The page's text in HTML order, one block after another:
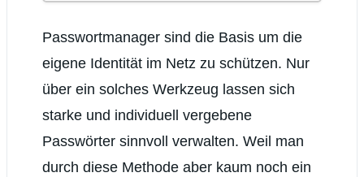
Cloud in Eigenregie II: Basis für
Nextcloud wählen
Cloud in Eigenregie III: Nextcloud
einrichten
Cloud in Eigenregie IV: Dateien über die
Cloud verwalten
GNOME
Cloud in Eigenregie VI: Kontakte
Passwortmanager sind die Basis um die
eigene Identität im Netz zu schützen. Nur
über ein solches Werkzeug lassen sich
starke und individuell vergebene
Passwörter sinnvoll verwalten. Weil man
durch diese Methode aber kaum noch ein